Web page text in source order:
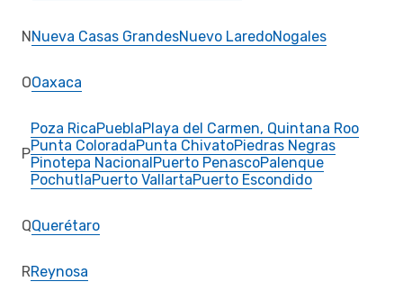
NNueva Casas GrandesNuevo LaredoNogales
OOaxaca
P
Poza RicaPueblaPlaya del Carmen, Quintana Roo
Punta ColoradaPunta ChivatoPiedras Negras
Pinotepa NacionalPuerto PenascoPalenque
PochutlaPuerto VallartaPuerto Escondido
QQuerétaro
RReynosa